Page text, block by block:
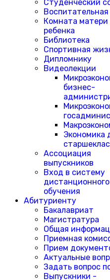
Студенческий
Воспитательная
Комната матери
ребенка
Библиотека
Спортивная
Дипломнику
Видеолекции
бизнес-
Экономика
Ассоциация
выпускников
Вход в систему
дистанционного
обучения
Абитуриенту
Бакалавриат
Магистратура
Общая
Приемная
Прием
Актуальные
Задать вопрос
Выпускники -